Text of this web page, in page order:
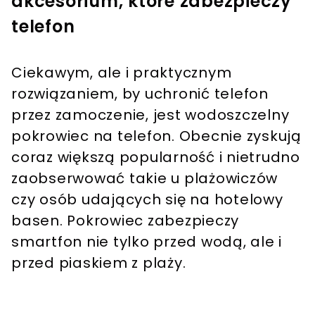
telefon
Ciekawym, ale i praktycznym
rozwiązaniem, by uchronić telefon
przez zamoczenie, jest wodoszczelny
pokrowiec na telefon. Obecnie zyskują
coraz większą popularność i nietrudno
zaobserwować takie u plażowiczów
czy osób udających się na hotelowy
basen. Pokrowiec zabezpieczy
smartfon nie tylko przed wodą, ale i
przed piaskiem z plaży.